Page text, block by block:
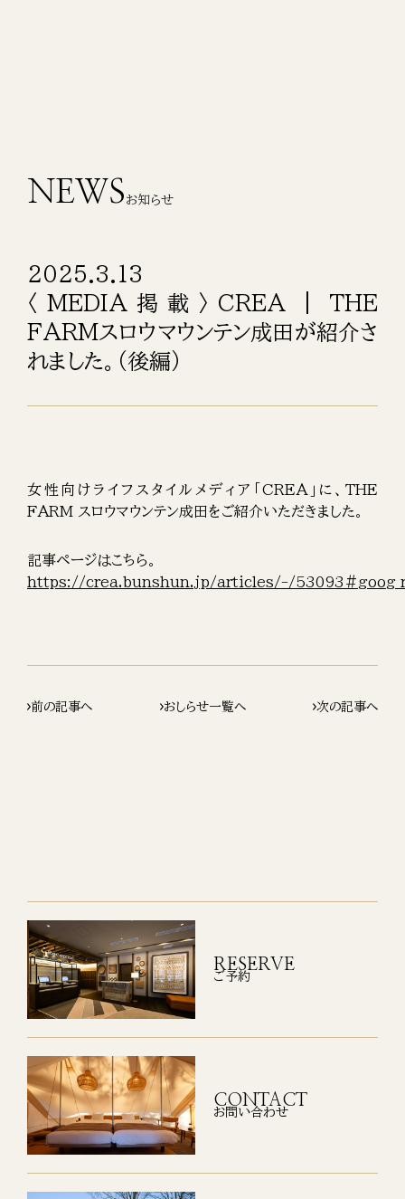
NEWS お知らせ
2025.3.13
〈MEDIA掲載〉CREA | THE
FARMスロウマウンテン成田が紹介さ
れました。（後編）
女性向けライフスタイルメディア「CREA」に、THE
FARM スロウマウンテン成田をご紹介いただきました。
記事ページはこちら。
https://crea.bunshun.jp/articles/-/
前の記事へ おしらせ一覧へ 次の記事へ
RESERVE
ご予約
CONTACT
お問い合わせ